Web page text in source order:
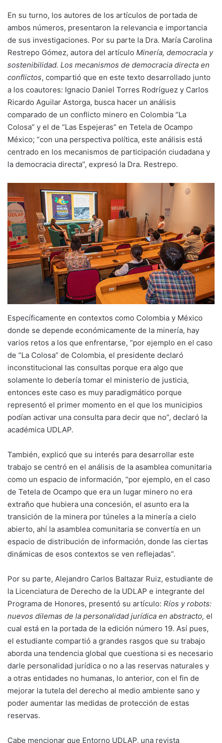
En su turno, los autores de los artículos de portada de
ambos números, presentaron la relevancia e importancia
de sus investigaciones. Por su parte la Dra. María Carolina
Restrepo Gómez, autora del artículo Minería, democracia y
sostenibilidad. Los mecanismos de democracia directa en
conflictos, compartió que en este texto desarrollado junto
a los coautores: Ignacio Daniel Torres Rodríguez y Carlos
Ricardo Aguilar Astorga, busca hacer un análisis
comparado de un conflicto minero en Colombia “La
Colosa” y el de “Las Espejeras” en Tetela de Ocampo
México; “con una perspectiva política, este análisis está
centrado en los mecanismos de participación ciudadana y
la democracia directa”, expresó la Dra. Restrepo.
Específicamente en contextos como Colombia y México
donde se depende económicamente de la minería, hay
varios retos a los que enfrentarse, “por ejemplo en el caso
de “La Colosa” de Colombia, el presidente declaró
inconstitucional las consultas porque era algo que
solamente lo debería tomar el ministerio de justicia,
entonces este caso es muy paradigmático porque
representó el primer momento en el que los municipios
podían activar una consulta para decir que no”, declaró la
académica UDLAP.
También, explicó que su interés para desarrollar este
trabajo se centró en el análisis de la asamblea comunitaria
como un espacio de información, “por ejemplo, en el caso
de Tetela de Ocampo que era un lugar minero no era
extraño que hubiera una concesión, el asunto era la
transición de la minera por túneles a la minería a cielo
abierto, ahí la asamblea comunitaria se convertía en un
espacio de distribución de información, donde las ciertas
dinámicas de esos contextos se ven reflejadas”.
Por su parte, Alejandro Carlos Baltazar Ruiz, estudiante de
la Licenciatura de Derecho de la UDLAP e integrante del
Programa de Honores, presentó su artículo: Ríos y robots:
nuevos dilemas de la personalidad jurídica en abstracto, el
cual está en la portada de la edición número 19. Así pues,
el estudiante compartió a grandes rasgos que su trabajo
aborda una tendencia global que cuestiona si es necesario
darle personalidad jurídica o no a las reservas naturales y
a otras entidades no humanas, lo anterior, con el fin de
mejorar la tutela del derecho al medio ambiente sano y
poder aumentar las medidas de protección de estas
reservas.
Cabe mencionar que Entorno UDLAP, una revista